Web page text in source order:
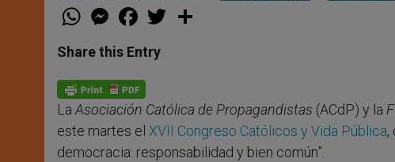
W
t
s
p
p
M
e
s
e
g
e
r
F
a
e
b
o
k
w
Share this Entry
LaAsociación Católica de Propagandistas (ACdP) y la
este martes el XVII Congreso Católicos y Vida Pública,
democracia: responsabilidad y bien común”.